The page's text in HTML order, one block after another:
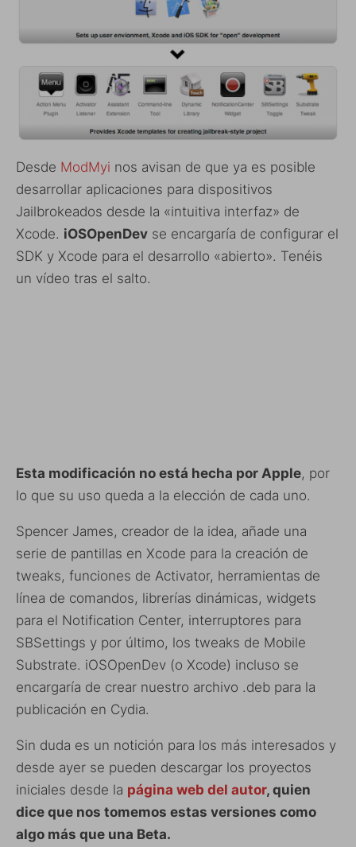
Desde ModMyi nos avisan de que ya es posible
desarrollar aplicaciones para dispositivos
Jailbrokeados desde la «intuitiva interfaz» de
Xcode. iOSOpenDev se encargaría de configurar el
SDK y Xcode para el desarrollo «abierto». Tenéis
un vídeo tras el salto.
Esta modificación no está hecha por Apple, por
lo que su uso queda a la elección de cada uno.
Spencer James, creador de la idea, añade una
serie de pantillas en Xcode para la creación de
tweaks, funciones de Activator, herramientas de
línea de comandos, librerías dinámicas, widgets
para el Notification Center, interruptores para
SBSettings y por último, los tweaks de Mobile
Substrate. iOSOpenDev (o Xcode) incluso se
encargaría de crear nuestro archivo .deb para la
publicación en Cydia.
Sin duda es un notición para los más interesados y
desde ayer se pueden descargar los proyectos
iniciales desde la página web del autor, quien
dice que nos tomemos estas versiones como
algo más que una Beta.